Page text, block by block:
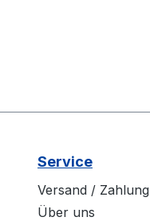
Service
Versand / Zahlung
Über uns